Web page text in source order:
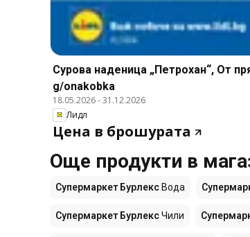
Сурова наденица „Петрохан“, От
g/onakobka
18.05.2026-31.12.2026
Лидл
Цена в брошурата
Още продукти в
Супермаркет Бурлекс Вода
Супермаркет БурлексЧили